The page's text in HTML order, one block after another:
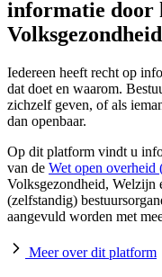
informatie door
Iedereen heeft recht op
dat doet en waarom.
zichzelf geven, of als
dan openbaar.
Op dit platform vindt u
van de Wet open overheid
Volksgezondheid, Welzijn
(zelfstandig)
aangevuld worden met
Meer over dit platform